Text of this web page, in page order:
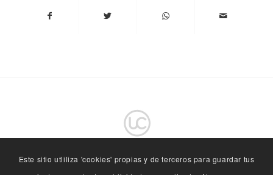
Este sitio utliliza 'cookies' propias y de terceros para guardar tus